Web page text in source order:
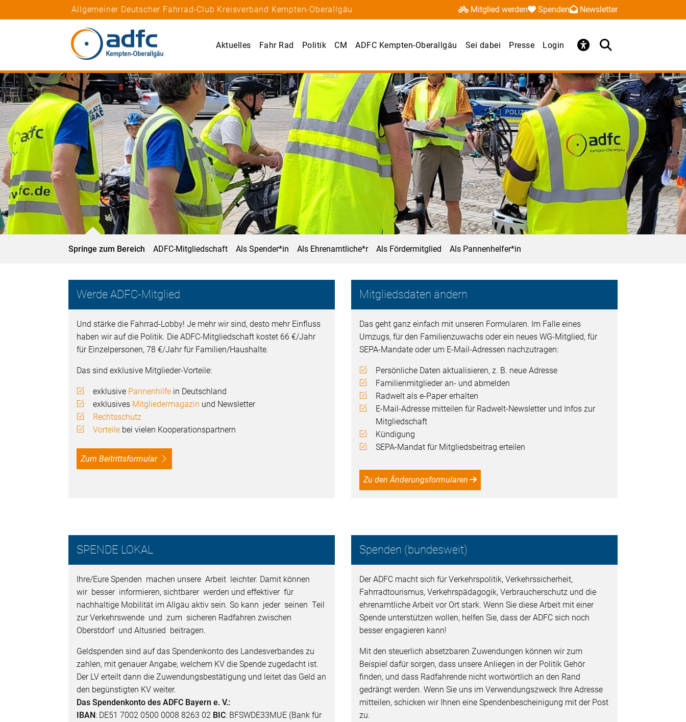
Allgemeiner Deutscher Fahrrad-Club Kreisverband Kempten-Oberallgäu Mitglied werden Spenden Newsletter
Aktuelles Fahr Rad Politik CM ADFC Kempten-Oberallgäu Sei dabei Presse Login
Springe zum Bereich ADFC-Mitgliedschaft Als Spender*in Als Ehrenamtliche*r Als Fördermitglied Als Pannenhelfer*in
Werde ADFC-Mitglied
Und stärke die Fahrrad-Lobby! Je mehr wir sind, desto mehr Einfluss
haben wir auf die Politik. Die ADFC-Mitgliedschaft kostet 66 €/Jahr
für Einzelpersonen, 78 €/Jahr für Familien/Haushalte.
Das sind exklusive Mitglieder-Vorteile:
exklusive Pannenhilfe in Deutschland
exklusives Mitgliedermagazin und Newsletter
Rechtsschutz
Vorteile bei vielen Kooperationspartnern
Zum Beitrittsformular
Mitgliedsdaten ändern
Das geht ganz einfach mit unseren Formularen. Im Falle eines
Umzugs, für den Familienzuwachs oder ein neues WG-Mitglied, für
SEPA-Mandate oder um E-Mail-Adressen nachzutragen:
Persönliche Daten aktualisieren, z. B. neue Adresse
Familienmitglieder an- und abmelden
Radwelt als e-Paper erhalten
E-Mail-Adresse mitteilen für Radwelt-Newsletter und Infos zur
Mitgliedschaft
Kündigung
SEPA-Mandat für Mitgliedsbeitrag erteilen
Zu den Änderungsformularen
SPENDE LOKAL
Ihre/Eure Spenden machen unsere Arbeit leichter. Damit können
wir besser informieren, sichtbarer werden und effektiver für
nachhaltige Mobilität im Allgäu aktiv sein. So kann jeder seinen Teil
zur Verkehrswende und zum sicheren Radfahren zwischen
Oberstdorf und Altusried beitragen.
Geldspenden sind auf das Spendenkonto des Landesverbandes zu
zahlen, mit genauer Angabe, welchem KV die Spende zugedacht ist.
Der LV erteilt dann die Zuwendungsbestätigung und leitet das Geld an
den begünstigten KV weiter.
Das Spendenkonto des ADFC Bayern e. V.:
IBAN: DE51 7002 0500 0008 8263 02 BIC: BFSWDE33MUE (Bank für
Spenden (bundesweit)
Der ADFC macht sich für Verkehrspolitik, Verkehrssicherheit,
Fahrradtourismus, Verkehrspädagogik, Verbraucherschutz und die
ehrenamtliche Arbeit vor Ort stark. Wenn Sie diese Arbeit mit einer
Spende unterstützen wollen, helfen Sie, dass der ADFC sich noch
besser engagieren kann!
Mit den steuerlich absetzbaren Zuwendungen können wir zum
Beispiel dafür sorgen, dass unsere Anliegen in der Politik Gehör
finden, und dass Radfahrende nicht wortwörtlich an den Rand
gedrängt werden. Wenn Sie uns im Verwendungszweck Ihre Adresse
mitteilen, schicken wir Ihnen eine Spendenbescheinigung mit der Post
zu.